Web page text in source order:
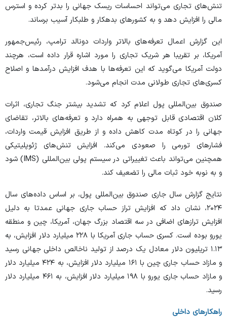
تنش‌های تجاری می‌تواند احساسات ریسک جهانی را بدتر کرده و استرس
مالی را افزایش دهد و به کشور‌های بدهکار و طلبکار آسیب برساند.
این گزارش اعمال تعرفه‌های بالاتر واردات دونالد ترامپ، رئیس‌جمهور
آمریکا، بر تقریبا هر شریک تجاری را مورد اشاره قرار داده است، هرچند
دولت آمریکا می‌گوید که این تعرفه‌ها با هدف افزایش درآمد‌ها و اصلاح
کسری‌های تجاری طولانی مدت انجام می‌شود.
صندوق بین‌المللی پول اعلام کرد که تشدید بیشتر جنگ تجاری، اثرات
کلان اقتصادی قابل توجهی به همراه دارد و تعرفه‌های بالاتر، تقاضای
جهانی را در کوتاه مدت کاهش داده و از طریق افزایش قیمت واردات،
فشار‌های تورمی را صعودی می‌کند. افزایش تنش‌های ژئوپلیتیکی
همچنین می‌تواند باعث تغییراتی در سیستم پولی بین‌المللی (IMS) شود
و به نوبه خود ثبات مالی را تضعیف کند.
نتایج گزارش سال جاری صندوق بین‌المللی پول، بر اساس داده‌های سال
۲۰۲۴، نشان داد که افزایش تراز حساب جاری جهانی عمدتا به دلیل
افزایش تراز‌های اضافی در سه اقتصاد بزرگ جهان، آمریکا، چین و منطقه
یورو بوده است. کسری حساب جاری آمریکا با ۲۲۸ میلیارد دلار افزایش، به
۱.۱۳ تریلیون دلار معادل یک درصد از تولید ناخالص داخلی جهانی رسید
و مازاد حساب جاری چین با ۱۶۱ میلیارد دلار افزایش، به ۴۲۴ میلیارد دلار
و مازاد حساب جاری یورو با ۱۹۸ میلیارد دلار افزایش، به ۴۶۱ میلیارد دلار
رسید.
راهکار‌های داخلی